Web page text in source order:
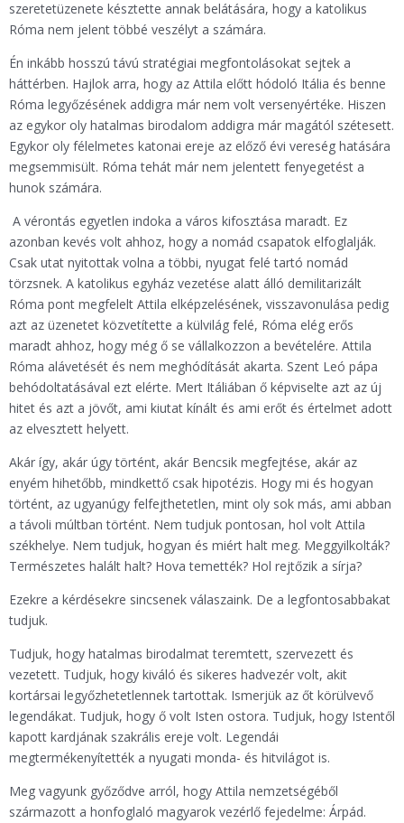
szeretetüzenete késztette annak belátására, hogy a katolikus
Róma nem jelent többé veszélyt a számára.
Én inkább hosszú távú stratégiai megfontolásokat sejtek a
háttérben. Hajlok arra, hogy az Attila előtt hódoló Itália és benne
Róma legyőzésének addigra már nem volt versenyértéke. Hiszen
az egykor oly hatalmas birodalom addigra már magától szétesett.
Egykor oly félelmetes katonai ereje az előző évi vereség hatására
megsemmisült. Róma tehát már nem jelentett fenyegetést a
hunok számára.
A vérontás egyetlen indoka a város kifosztása maradt. Ez
azonban kevés volt ahhoz, hogy a nomád csapatok elfoglalják.
Csak utat nyitottak volna a többi, nyugat felé tartó nomád
törzsnek. A katolikus egyház vezetése alatt álló demilitarizált
Róma pont megfelelt Attila elképzelésének, visszavonulása pedig
azt az üzenetet közvetítette a külvilág felé, Róma elég erős
maradt ahhoz, hogy még ő se vállalkozzon a bevételére. Attila
Róma alávetését és nem meghódítását akarta. Szent Leó pápa
behódoltatásával ezt elérte. Mert Itáliában ő képviselte azt az új
hitet és azt a jövőt, ami kiutat kínált és ami erőt és értelmet adott
az elvesztett helyett.
Akár így, akár úgy történt, akár Bencsik megfejtése, akár az
enyém hihetőbb, mindkettő csak hipotézis. Hogy mi és hogyan
történt, az ugyanúgy felfejthetetlen, mint oly sok más, ami abban
a távoli múltban történt. Nem tudjuk pontosan, hol volt Attila
székhelye. Nem tudjuk, hogyan és miért halt meg. Meggyilkolták?
Természetes halált halt? Hova temették? Hol rejtőzik a sírja?
Ezekre a kérdésekre sincsenek válaszaink. De a legfontosabbakat
tudjuk.
Tudjuk, hogy hatalmas birodalmat teremtett, szervezett és
vezetett. Tudjuk, hogy kiváló és sikeres hadvezér volt, akit
kortársai legyőzhetetlennek tartottak. Ismerjük az őt körülvevő
legendákat. Tudjuk, hogy ő volt Isten ostora. Tudjuk, hogy Istentől
kapott kardjának szakrális ereje volt. Legendái
megtermékenyítették a nyugati monda- és hitvilágot is.
Meg vagyunk győződve arról, hogy Attila nemzetségéből
származott a honfoglaló magyarok vezérlő fejedelme: Árpád.